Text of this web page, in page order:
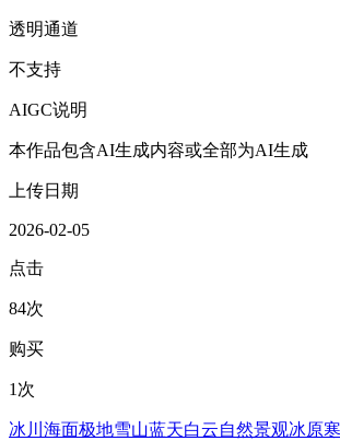
透明通道
不支持
AIGC说明
本作品包含AI生成内容或全部为AI生成
上传日期
2026-02-05
点击
84次
购买
1次
冰川 海面极地雪山蓝天白云自然景观冰原